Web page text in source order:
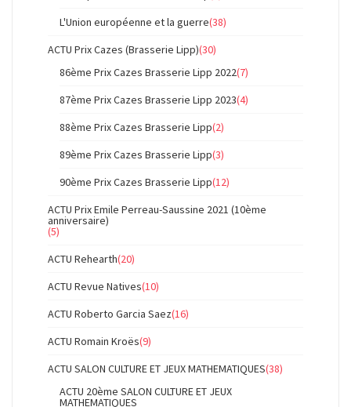
L'Union européenne et la guerre(38)
ACTU Prix Cazes (Brasserie Lipp)(30)
86ème Prix Cazes Brasserie Lipp 2022(7)
87ème Prix Cazes Brasserie Lipp 2023(4)
88ème Prix Cazes Brasserie Lipp(2)
89ème Prix Cazes Brasserie Lipp(3)
90ème Prix Cazes Brasserie Lipp(12)
ACTU Prix Emile Perreau-Saussine 2021 (10ème
anniversaire)
(5)
ACTU Rehearth(20)
ACTU Revue Natives(10)
ACTU Roberto Garcia Saez(16)
ACTU Romain Kroës(9)
ACTU SALON CULTURE ET JEUX MATHEMATIQUES(38)
ACTU 20ème SALON CULTURE ET JEUX
MATHEMATIQUES